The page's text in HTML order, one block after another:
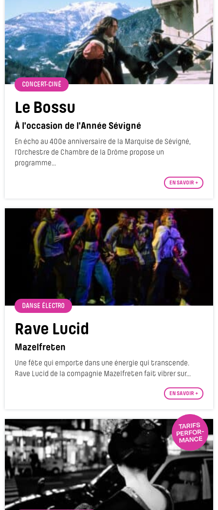
CONCERT-CINÉ
Le Bossu
À l'occasion de l'Année Sévigné
En écho au 400e anniversaire de la Marquise de Sévigné,
l'Orchestre de Chambre de la Drôme propose un
programme...
EN SAVOIR +
DANSE ÉLECTRO
Rave Lucid
Mazelfreten
Une fête qui emporte dans une énergie qui transcende.
Rave Lucid de la compagnie Mazelfreten fait vibrer sur...
EN SAVOIR +